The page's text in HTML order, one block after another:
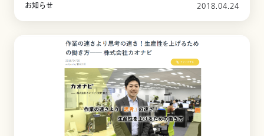
お知らせ 2018.04.24